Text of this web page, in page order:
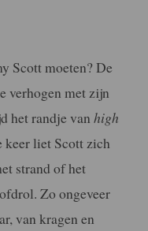
Scott moeten? De
verhogen met zijn
het randje van high
keer liet Scott zich
strand of het
Zo ongeveer
van kragen en